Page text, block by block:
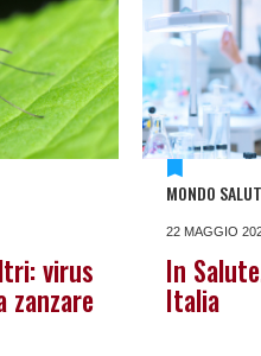
virus
MONDO
22 MAGGIO
In
Italia